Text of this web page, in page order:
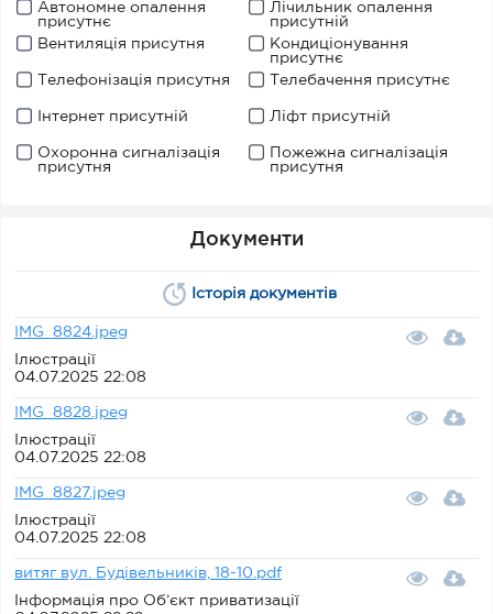
Автономне опалення
присутнє
Лічильник опалення
присутній
Вентиляція присутня
Кондиціонування
присутнє
Телефонізація присутня
Телебачення присутнє
Інтернет присутній Ліфт присутній
Охоронна сигналізація
присутня
Пожежна сигналізація
присутня
Документи
Історія документів
IMG_8824.jpeg
Ілюстрації
04.07.2025 22:08
IMG_8828.jpeg
Ілюстрації
04.07.2025 22:08
IMG_8827.jpeg
Ілюстрації
04.07.2025 22:08
витяг вул. Будівельників, 18-10.pdf
Інформація про Об’єкт приватизації